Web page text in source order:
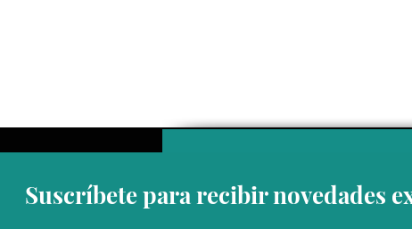
Suscríbete para recibir novedades